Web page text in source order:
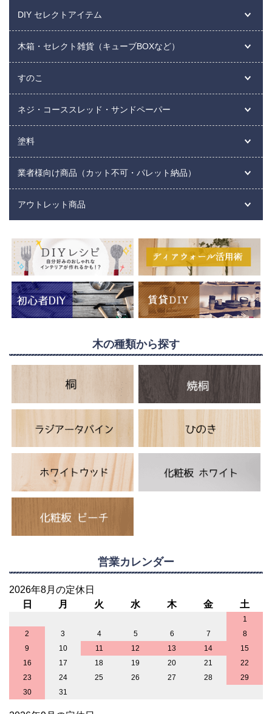
DIY セレクトアイテム
木箱・セレクト雑貨（キューブBOXなど）
すのこ
ネジ・コーススレッド・サンドペーパー
塗料
業者様向け商品（カット不可・パレット納品）
アウトレット商品
木の種類から探す
営業カレンダー
2026年8月の定休日
日
月 火 水 木 金 土
1
2
3 4 5 6 7
8
9
10 11 12 13 14
15
16
17 18 19 20 21
22
23
24 25 26 27 28
29
30
31